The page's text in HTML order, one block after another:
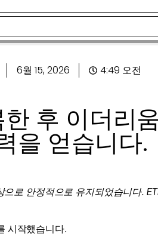
6월 15, 2026 4:49 오전
후 이더리
을 얻습니다.
로 안정적으로 유지되었습니다.
시작했습니다.